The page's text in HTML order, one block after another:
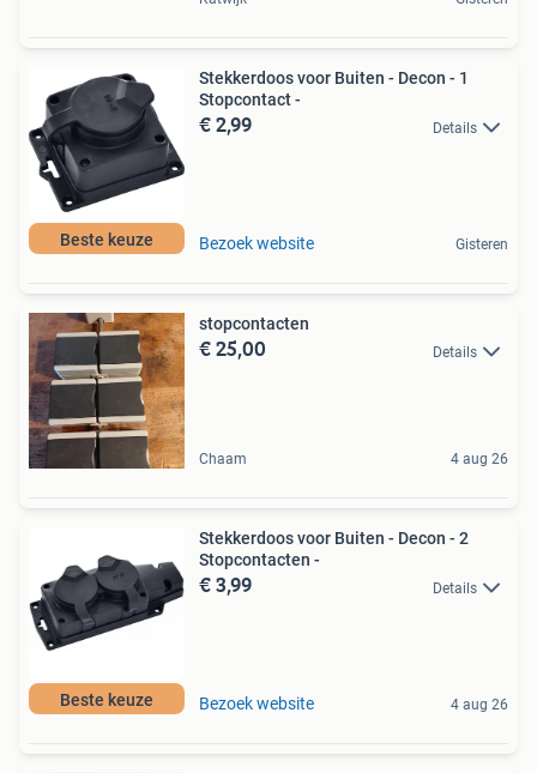
Beste keuze
Stekkerdoos voor Buiten - Decon - 1
Stopcontact -
€ 2,99 Details
Bezoek website Gisteren
stopcontacten
€ 25,00 Details
Chaam 4 aug 26
Beste keuze
Stekkerdoos voor Buiten - Decon - 2
Stopcontacten -
€ 3,99 Details
Bezoek website 4 aug 26